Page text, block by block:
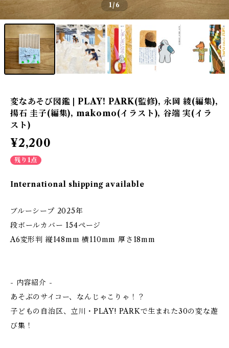
1/6
変なあそび図鑑 | PLAY! PARK(監修), 永岡 綾(編集),
揚石 圭子(編集), makomo(イラスト), 谷端 実(イラ
スト)
¥2,200
残り1点
International shipping available
ブルーシープ 2025年
段ボールカバー 154ぺージ
A6変形判 縦148mm 横110mm 厚さ18mm
- 内容紹介 -
あそぶのサイコー、なんじゃこりゃ！？
子どもの自治区、立川・PLAY! PARKで生まれた30の変な遊
び集！